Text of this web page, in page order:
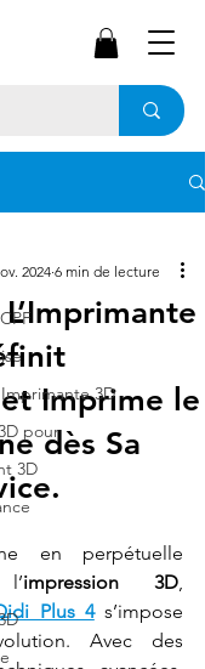
3D
pour
3D
et Imprime le
dès Sa
2024 6 min de lecture
en perpétuelle
impression 3D,
Plus 4 s’impose
Avec des